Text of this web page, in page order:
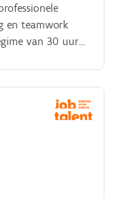
en teamwork
van 30 uur